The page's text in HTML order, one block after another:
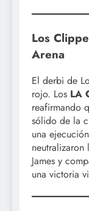
Los
Arena
El derbi de
rojo. Los LA
reafirmando
sólido de la
una
neutralizaron
James y
una victoria